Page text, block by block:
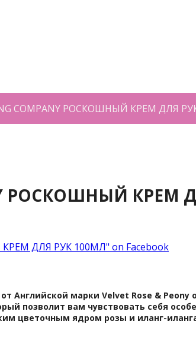
COMPANY РОСКОШНЫЙ КРЕМ ДЛЯ
РОСКОШНЫЙ КРЕМ
КРЕМ ДЛЯ РУК 100МЛ" on Facebook
Английской марки Velvet Rose & Peony
позволит вам чувствовать себя
цветочным ядром розы и иланг-